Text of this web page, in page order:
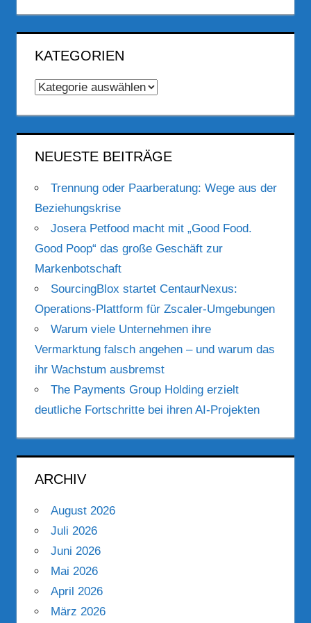
KATEGORIEN
Kategorien
NEUESTE BEITRÄGE
Trennung oder Paarberatung: Wege aus der
Beziehungskrise
Josera Petfood macht mit „Good Food.
Good Poop“ das große Geschäft zur
Markenbotschaft
SourcingBlox startet CentaurNexus:
Operations-Plattform für Zscaler-Umgebungen
Warum viele Unternehmen ihre
Vermarktung falsch angehen – und warum das
ihr Wachstum ausbremst
The Payments Group Holding erzielt
deutliche Fortschritte bei ihren AI-Projekten
ARCHIV
August 2026
Juli 2026
Juni 2026
Mai 2026
April 2026
März 2026